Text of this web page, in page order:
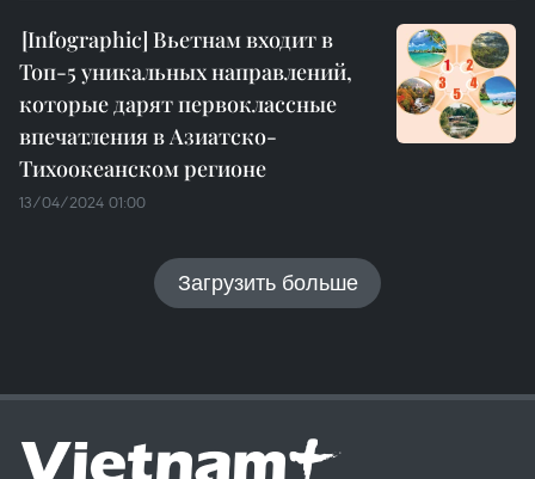
Вьетнам входит в
Топ-5 уникальных направлений,
которые дарят первоклассные
впечатления в Азиатско-
Тихоокеанском регионе
13/04/2024 01:00
Загрузить больше